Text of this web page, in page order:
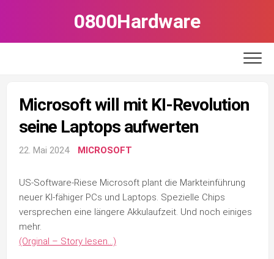
0800Hardware
Microsoft will mit KI-Revolution
seine Laptops aufwerten
22. Mai 2024 MICROSOFT
US-Software-Riese Microsoft plant die Markteinführung
neuer KI-fähiger PCs und Laptops. Spezielle Chips
versprechen eine längere Akkulaufzeit. Und noch einiges
mehr.
(Orginal – Story lesen…)